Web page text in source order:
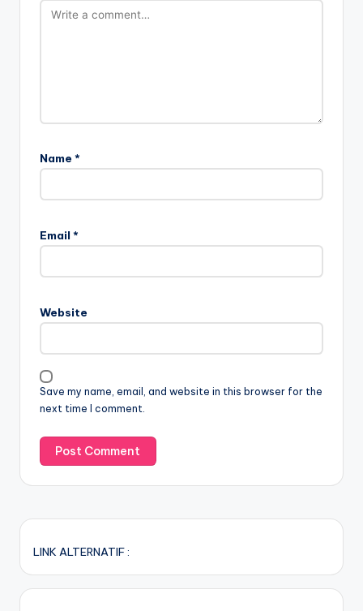
Name *
Email *
Website
Save my name, email, and website in this browser for the
next time I comment.
LINK ALTERNATIF :